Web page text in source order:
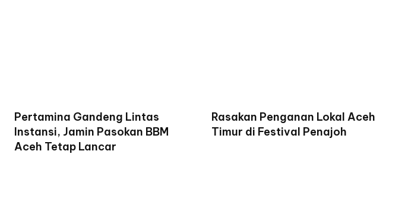
Pertamina Gandeng Lintas
Instansi, Jamin Pasokan BBM
Aceh Tetap Lancar
Rasakan Penganan Lokal Aceh
Timur di Festival Penajoh